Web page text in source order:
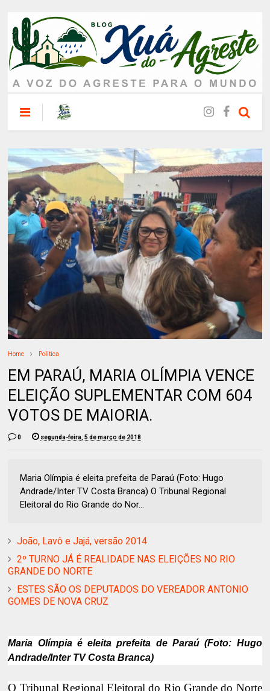
Home Politica
EM PARAÚ, MARIA OLÍMPIA VENCE
ELEIÇÃO SUPLEMENTAR COM 604
VOTOS DE MAIORIA.
0 segunda-feira, 5 de março de 2018
Maria Olímpia é eleita prefeita de Paraú (Foto: Hugo
Andrade/Inter TV Costa Branca) O Tribunal Regional
Eleitoral do Rio Grande do Nor...
João, Lavô e Jajá, versão 2014
2º TURNO JÁ É REALIDADE NAS ELEIÇÕES NO RIO
GRANDE DO NORTE
ESTES SÃO OS DEPUTADOS DO VEREADOR ANTONIO
GOMES DE NOVA CRUZ
Maria Olímpia é eleita prefeita de Paraú (Foto: Hugo
Andrade/Inter TV Costa Branca)
O Tribunal Regional Eleitoral do Rio Grande do Norte